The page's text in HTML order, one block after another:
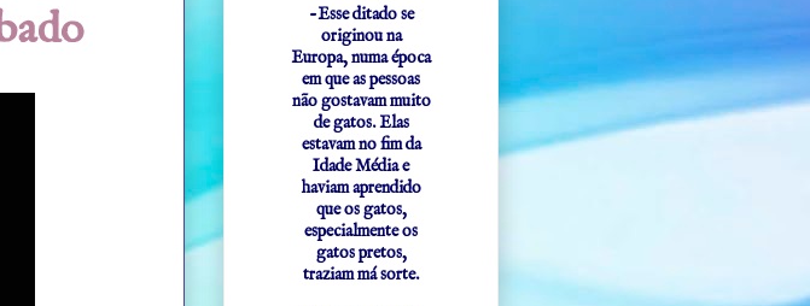
-Esse ditado se
originou na
Europa, numa época
em que as pessoas
não gostavam muito
de gatos. Elas
estavam no fim da
Idade Média e
haviam aprendido
que os gatos,
especialmente os
gatos pretos,
traziam má sorte.